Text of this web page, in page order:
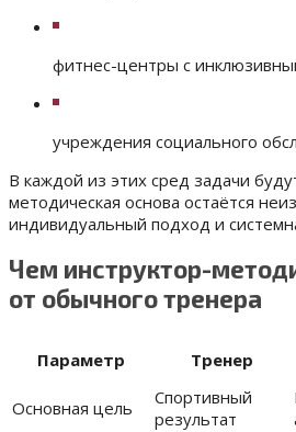
фитнес-центры с
учреждения социального
В каждой из этих сред задачи
методическая основа остаётся
индивидуальный подход и
Чем инструктор-
от обычного тренера
Параметр Тренер
Основная цель
Спортивный
результат